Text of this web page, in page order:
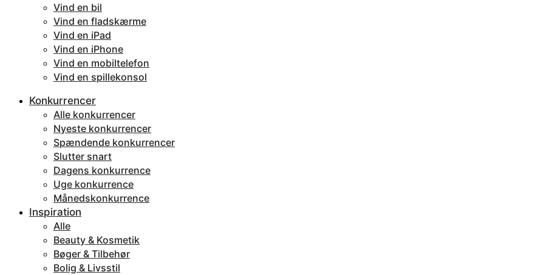
Vind en bil
Vind en fladskærme
Vind en iPad
Vind en iPhone
Vind en mobiltelefon
Vind en spillekonsol
Konkurrencer
Alle konkurrencer
Nyeste konkurrencer
Spændende konkurrencer
Slutter snart
Dagens konkurrence
Uge konkurrence
Månedskonkurrence
Inspiration
Alle
Beauty & Kosmetik
Bøger & Tilbehør
Bolig & Livsstil